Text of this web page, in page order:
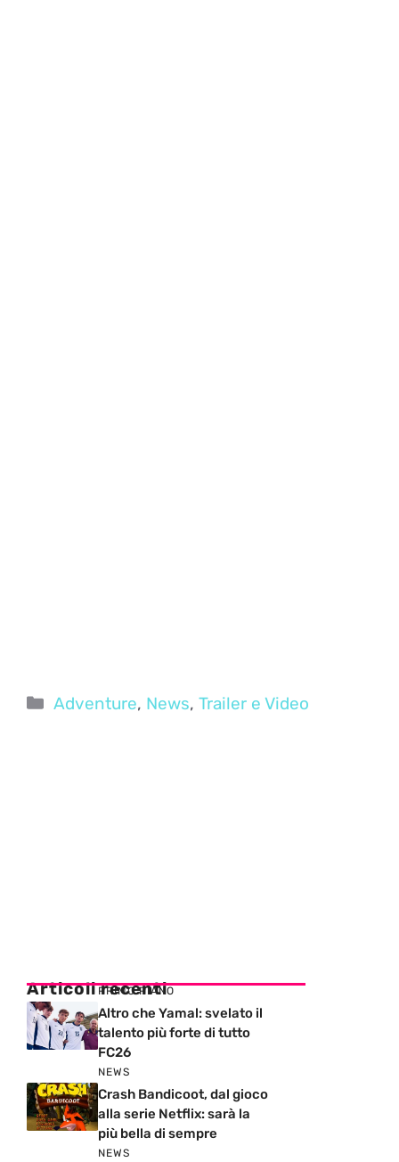
Categorie
Adventure, News,Trailer e Video
Articoli recenti
PRIMO PIANO
Altro che Yamal: svelato il
talento più forte di tutto
FC26
NEWS
Crash Bandicoot, dal gioco
alla serie Netflix: sarà la
più bella di sempre
NEWS